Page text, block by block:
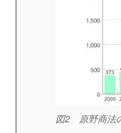
図2 原野商法